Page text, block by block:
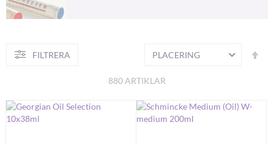
FILTRERA
880ARTIKLAR